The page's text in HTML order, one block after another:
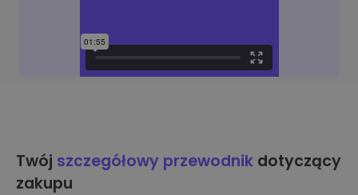
Twój szczegółowy przewodnik dotyczący
zakupu